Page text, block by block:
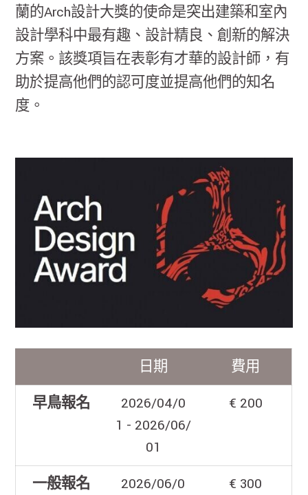
蘭的Arch設計大獎的使命是突出建築和室內
設計學科中最有趣、設計精良、創新的解決
方案。該獎項旨在表彰有才華的設計師，有
助於提高他們的認可度並提高他們的知名
度。
日期
費用
早鳥報名
2026/04/0
1 - 2026/06/
01
€ 200
一般報名
2026/06/0
€ 300